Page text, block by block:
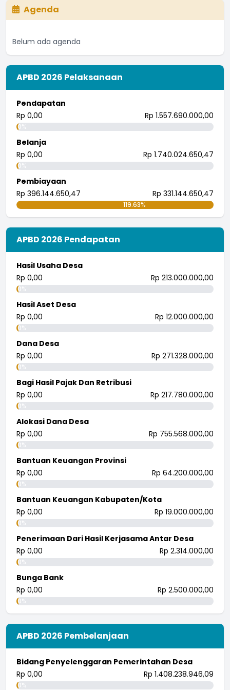
...selengkapnya
I nengah bendi
Astungkara biar semakin meningkat
...selengkapnya
26 Juli 2018 08:21:57
tingkatkan.
...selengkapnya
i wayan pujana eka putra
Agenda
Belum ada agenda
APBD 2026 Pelaksanaan
Pendapatan
Rp 0,00
Rp 1.557.690.000,00
0%
Belanja
Rp 0,00
Rp 1.740.024.650,47
0%
Pembiayaan
Rp 396.144.650,47
Rp 331.144.650,47
119.63%
APBD 2026 Pendapatan
Hasil Usaha Desa
Rp 0,00
Rp 213.000.000,00
0%
Hasil Aset Desa
Rp 0,00
Rp 12.000.000,00
0%
Dana Desa
Rp 0,00
Rp 271.328.000,00
0%
Bagi Hasil Pajak Dan Retribusi
Rp 0,00
Rp 217.780.000,00
0%
Alokasi Dana Desa
Rp 0,00
Rp 755.568.000,00
0%
Bantuan Keuangan Provinsi
Rp 0,00
Rp 64.200.000,00
0%
Bantuan Keuangan Kabupaten/Kota
Rp 0,00
Rp 19.000.000,00
0%
Penerimaan Dari Hasil Kerjasama Antar Desa
Rp 0,00
Rp 2.314.000,00
0%
Bunga Bank
Rp 0,00
Rp 2.500.000,00
0%
APBD 2026 Pembelanjaan
Bidang Penyelenggaran Pemerintahan Desa
Rp 0,00
Rp 1.408.238.946,09
0%